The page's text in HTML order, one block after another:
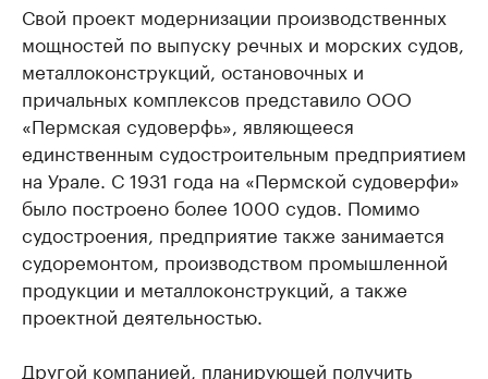
Свой проект модернизации производственных
мощностей по выпуску речных и морских судов,
металлоконструкций, остановочных и
причальных комплексов представило ООО
«Пермская судоверфь», являющееся
единственным судостроительным предприятием
на Урале. С 1931 года на «Пермской судоверфи»
было построено более 1000 судов. Помимо
судостроения, предприятие также занимается
судоремонтом, производством промышленной
продукции и металлоконструкций, а также
проектной деятельностью.
Другой компанией, планирующей получить